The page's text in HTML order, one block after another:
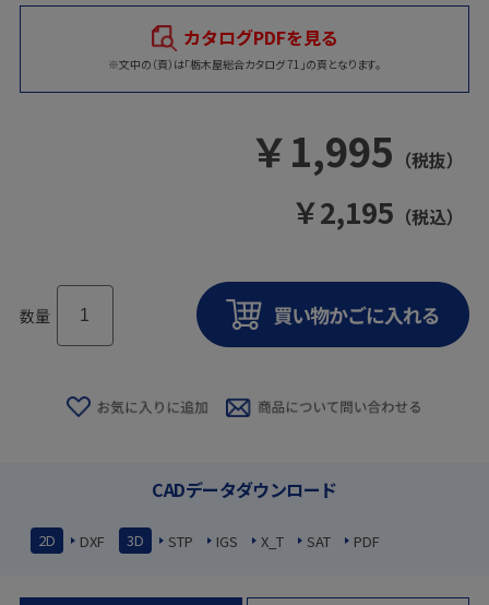
カタログPDFを見る
※文中の（頁）は「栃木屋総合カタログ 71」の頁となります。
￥1,995 （税抜）
￥2,195 （税込）
数量
CADデータダウンロード
2D DXF 3D STP IGS X_T SAT PDF